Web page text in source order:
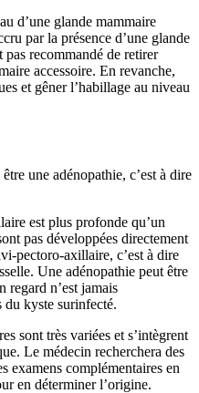
d’une glande mammaire
par la présence d’une glande
pas recommandé de retirer
accessoire. En revanche,
et gêner l’habillage au niveau
une adénopathie, c’est à dire
est plus profonde qu’un
pas développées directement
pectoro-axillaire, c’est à dire
Une adénopathie peut être
regard n’est jamais
du kyste surinfecté.
sont très variées et s’intègrent
Le médecin recherchera des
examens complémentaires en
en déterminer l’origine.